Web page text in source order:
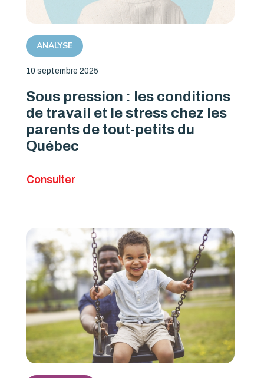
ANALYSE
10 septembre 2025
Sous pression : les conditions
de travail et le stress chez les
parents de tout-petits du
Québec
Consulter